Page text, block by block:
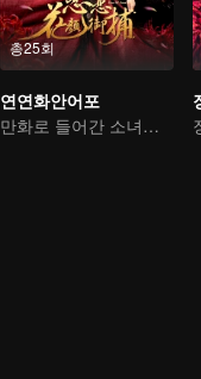
총25회
연연화안어포
만화로 들어간 소녀의 4대 미남 공략기